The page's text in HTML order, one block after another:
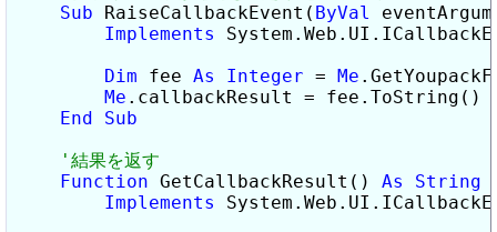
Sub RaiseCallbackEvent( ByVal
Implements
Dim fee As Integer = Me
Me .callbackResult = fee.ToString()
End
Sub
Function GetCallbackResult() As String
Implements